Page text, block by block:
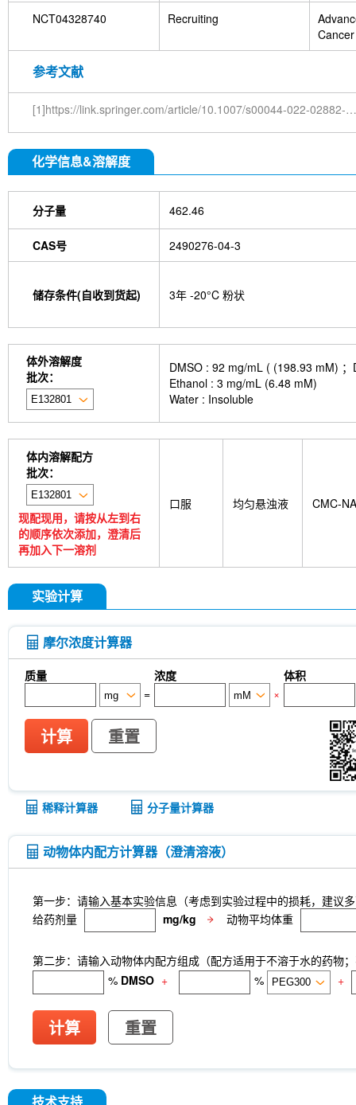
NCT04328740 Recruiting
Cancer
参考文献
[1]https://link.springer.com/article/10.1007/s00044-022-02882-2#citeas
化学信息&溶解度
分子量 462.46
CAS号 2490276-04-3
储存条件(自收到货起) 3年 -20°C 粉状
体外溶解度
批次：
DMSO : 92 mg/mL ( (198.93 mM)
Ethanol : 3 mg/mL (6.48 mM)
Water : Insoluble
体内溶解配方
批次：
现配现用，请按从左到右
的顺序依次添加，澄清后
再加入下一溶剂
口服 均匀悬浊液 CMC-NA
实验计算
摩尔浓度计算器
质量 浓度
体积
=
×
计算 重置
稀释计算器 分子量计算器
动物体内配方计算器（澄清溶液）
第一步：请输入基本实验信息（考虑到实验过程中的损耗，建议
给药剂量
mg/kg 动物平均体重
第二步：请输入动物体内配方组成（配方适用于不溶于水的药物
% DMSO + % +
计算 重置
技术支持